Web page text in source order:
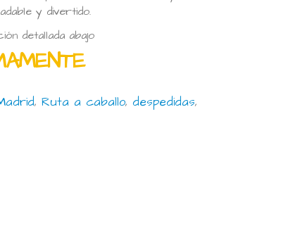
y divertido.
detallada abajo
,Ruta a caballo,despedidas,